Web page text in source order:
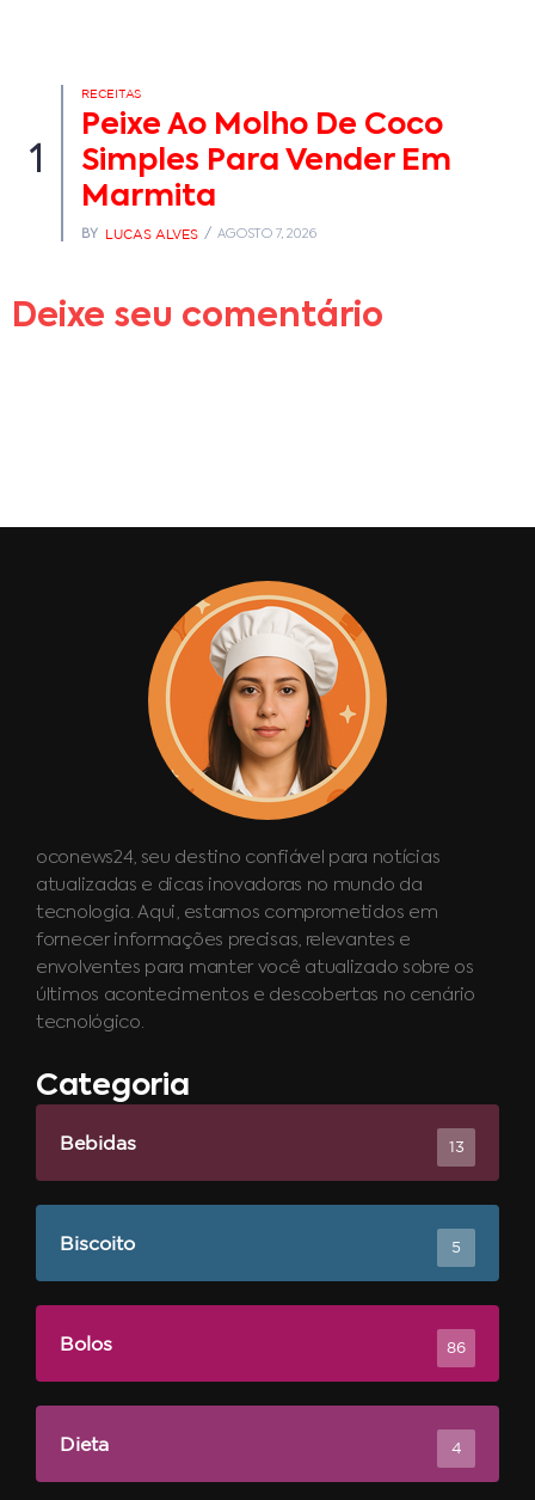
1
RECEITAS
Peixe Ao Molho De Coco
Simples Para Vender Em
Marmita
BY LUCAS ALVES AGOSTO 7, 2026
Deixe seu comentário
oconews24, seu destino confiável para notícias
atualizadas e dicas inovadoras no mundo da
tecnologia. Aqui, estamos comprometidos em
fornecer informações precisas, relevantes e
envolventes para manter você atualizado sobre os
últimos acontecimentos e descobertas no cenário
tecnológico.
Categoria
Bebidas 13
Biscoito 5
Bolos 86
Dieta 4